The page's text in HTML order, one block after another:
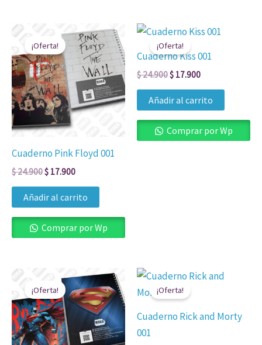
¡Oferta!
Cuaderno Pink Floyd 001
$24.900
precio
original
era:
$ 24.900.
$ 17.900
precio
actual
es:
$ 17.900.
Añadir al carrito
Comprar por Wp
¡Oferta!
Cuaderno Kiss 001
$24.900
El
original
era:
$ 24.900.
$ 17.900
El
actual
es:
$ 17.900.
Añadir al carrito
Comprar por Wp
¡Oferta!
precio
original
era:
$ 24.900.
precio
actual
es:
$ 17.900.
¡Oferta!
Cuaderno Rick and Morty
001
El
original
$ 24.900.
El
$ 17.900.